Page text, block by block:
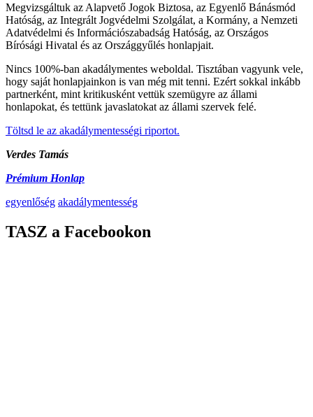
Megvizsgáltuk az Alapvető Jogok Biztosa, az Egyenlő Bánásmód
Hatóság, az Integrált Jogvédelmi Szolgálat, a Kormány, a Nemzeti
Adatvédelmi és Információszabadság Hatóság, az Országos
Bírósági Hivatal és az Országgyűlés honlapjait.
Nincs 100%-ban akadálymentes weboldal. Tisztában vagyunk vele,
hogy saját honlapjainkon is van még mit tenni. Ezért sokkal inkább
partnerként, mint kritikusként vettük szemügyre az állami
honlapokat, és tettünk javaslatokat az állami szervek felé.
Töltsd le az akadálymentességi riportot.
Verdes Tamás
Prémium Honlap
egyenlőség akadálymentesség
TASZ a Facebookon